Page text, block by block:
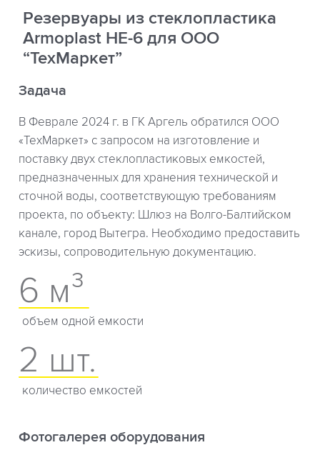
Резервуары из стеклопластика
Armoplast НЕ-6 для ООО
“ТехМаркет”
Задача
В Феврале 2024 г. в ГК Аргель обратился ООО
«ТехМаркет» с запросом на изготовление и
поставку двух стеклопластиковых емкостей,
предназначенных для хранения технической и
сточной воды, соответствующую требованиям
проекта, по объекту: Шлюз на Волго-Балтийском
канале, город Вытегра. Необходимо предоставить
эскизы, сопроводительную документацию.
6 м³
объем одной емкости
2 шт.
количество емкостей
Фотогалерея оборудования